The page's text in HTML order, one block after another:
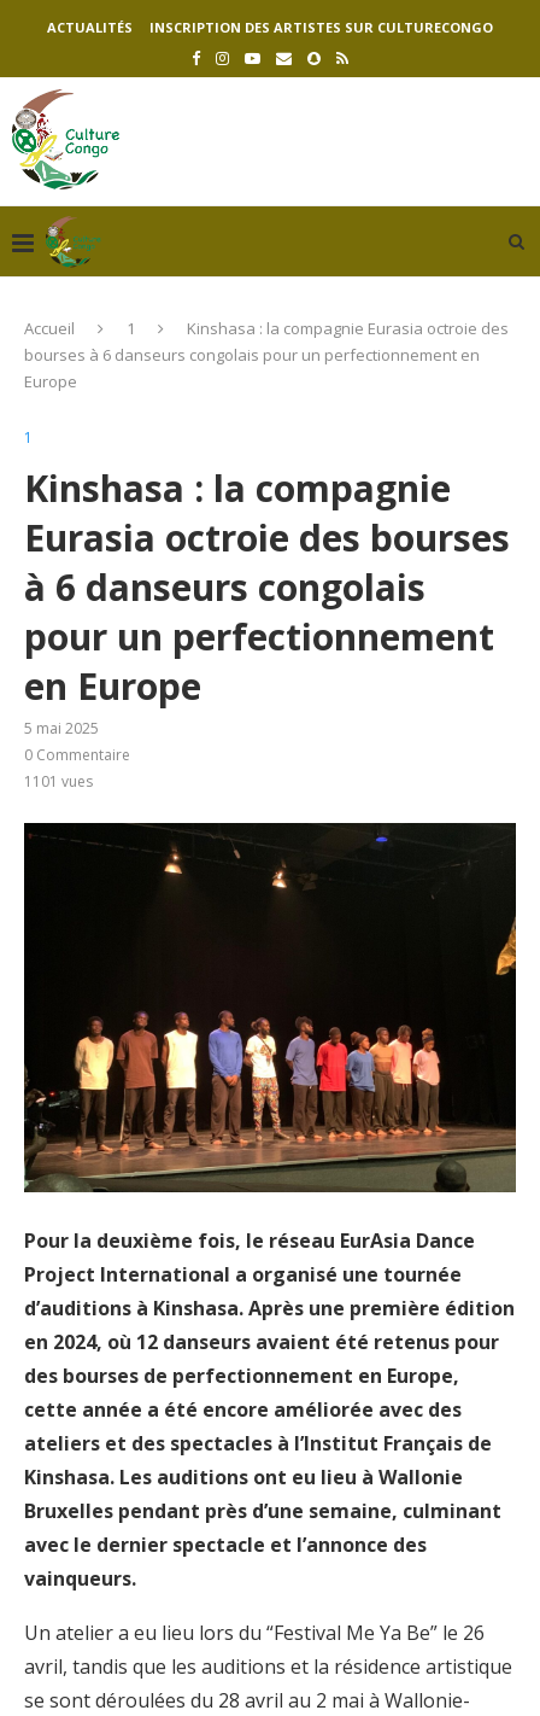
ACTUALITÉS INSCRIPTION DES ARTISTES SUR CULTURECONGO
Accueil 1
Kinshasa : la compagnie Eurasia octroie des
bourses à 6 danseurs congolais pour un perfectionnement en
Europe
1
Kinshasa : la compagnie
Eurasia octroie des bourses
à 6 danseurs congolais
pour un perfectionnement
en Europe
5 mai 2025
0 Commentaire
1101 vues
Pour la deuxième fois, le réseau EurAsia Dance
Project International a organisé une tournée
d’auditions à Kinshasa. Après une première édition
en 2024, où 12 danseurs avaient été retenus pour
des bourses de perfectionnement en Europe,
cette année a été encore améliorée avec des
ateliers et des spectacles à l’Institut Français de
Kinshasa. Les auditions ont eu lieu à Wallonie
Bruxelles pendant près d’une semaine, culminant
avec le dernier spectacle et l’annonce des
vainqueurs.
Un atelier a eu lieu lors du “Festival Me Ya Be” le 26
avril, tandis que les auditions et la résidence artistique
se sont déroulées du 28 avril au 2 mai à Wallonie-